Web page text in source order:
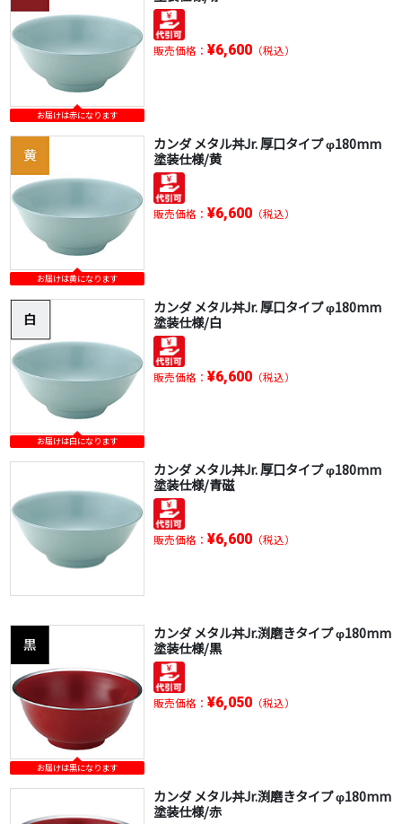
お届けは赤になります
販売価格： ¥6,600（税込）
お届けは黄になります
カンダ メタル丼Jr. 厚口タイプ φ180mm
塗装仕様/黄
販売価格： ¥6,600（税込）
お届けは白になります
カンダ メタル丼Jr. 厚口タイプ φ180mm
塗装仕様/白
販売価格： ¥6,600（税込）
カンダ メタル丼Jr. 厚口タイプ φ180mm
塗装仕様/青磁
販売価格： ¥6,600（税込）
お届けは黒になります
カンダ メタル丼Jr.渕磨きタイプ φ180mm
塗装仕様/黒
販売価格： ¥6,050（税込）
カンダ メタル丼Jr.渕磨きタイプ φ180mm
塗装仕様/赤